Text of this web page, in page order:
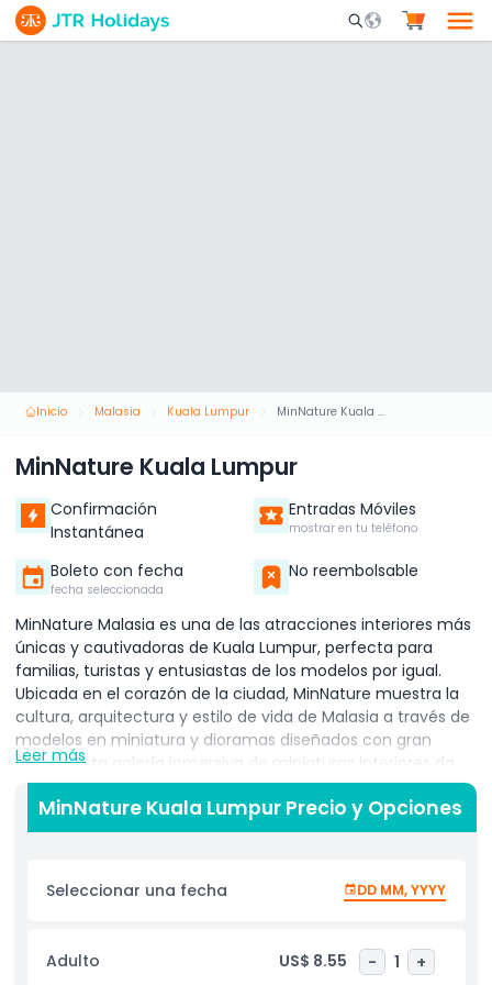
Mobile Search
Inicio Malasia Kuala Lumpur MinNature Kuala Lumpur
MinNature Kuala Lumpur
Confirmación
Instantánea
Entradas Móviles
mostrar en tu teléfono
Boleto con fecha
fecha seleccionada
No reembolsable
MinNature Malasia es una de las atracciones interiores más
únicas y cautivadoras de Kuala Lumpur, perfecta para
familias, turistas y entusiastas de los modelos por igual.
Ubicada en el corazón de la ciudad, MinNature muestra la
cultura, arquitectura y estilo de vida de Malasia a través de
modelos en miniatura y dioramas diseñados con gran
detalle. Esta galería inmersiva de miniaturas interiores da
vida a monumentos famosos, aldeas tradicionales,
escenas urbanas y la vida cotidiana malaya, todo
elaborado con un notable cuidado por el detalle. Ya seas
explorando Kuala Lumpur, MinNature Malasia ofrece un
fascinante viaje a un mundo en miniatura. Como una de
MinNature es un destino familiar ideal para todas las
edades. Los niños disfrutarán de las exposiciones
Leer más
MinNature Kuala Lumpur Precio y Opciones
Seleccionar una fecha DD MM, YYYY
Adulto US$ 8.55 - 1 +